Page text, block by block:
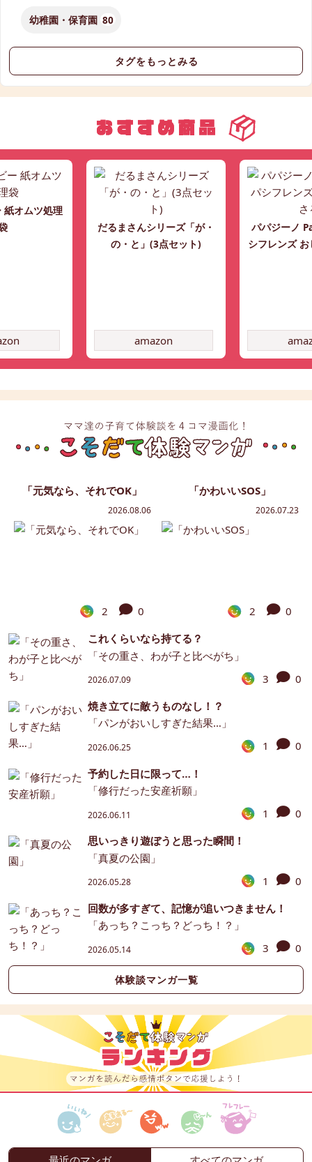
幼稚園・保育園 80
タグをもっとみる
紙オムツ処理
だるまさんシリーズ「が・
の・と」(3点セット)
amazon
パパジーノ
シフレンズ
「元気なら、それでOK」
2026.08.06
2 0
「かわいいSOS」
2026.07.23
2
0
これくらいなら持てる？
「その重さ、わが子と比べがち」
2026.07.09 3
0
焼き立てに敵うものなし！？
「パンがおいしすぎた結果…」
2026.06.25 1
0
予約した日に限って…！
「修行だった安産祈願」
2026.06.11 1
0
思いっきり遊ぼうと思った瞬間！
「真夏の公園」
2026.05.28 1
0
回数が多すぎて、記憶が追いつきません！
「あっち？こっち？どっち！？」
2026.05.14 3 0
体験談マンガ一覧